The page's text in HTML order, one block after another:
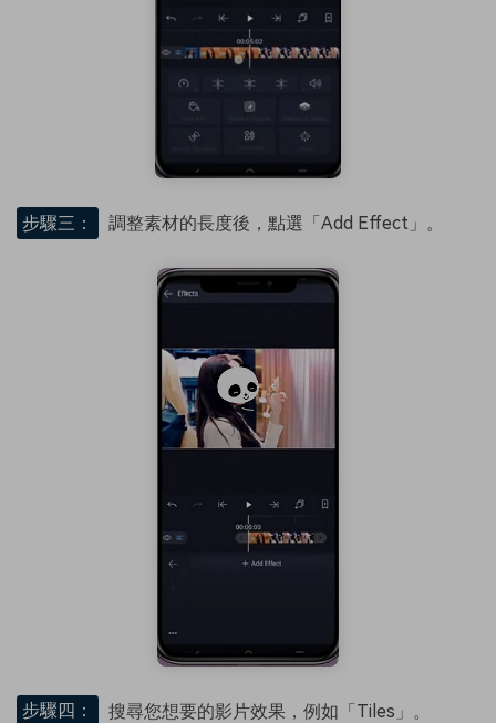
步驟三： 調整素材的長度後，點選「Add Effect」。
步驟四： 搜尋您想要的影片效果，例如「Tiles」。